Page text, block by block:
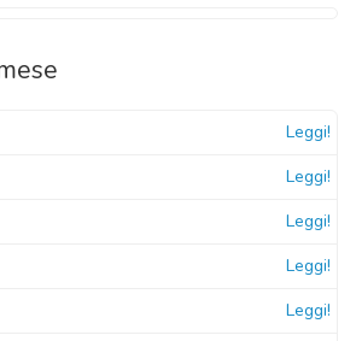
Leggi!
Leggi!
Leggi!
Leggi!
Leggi!